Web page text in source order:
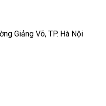
Giảng Võ, TP. Hà Nội